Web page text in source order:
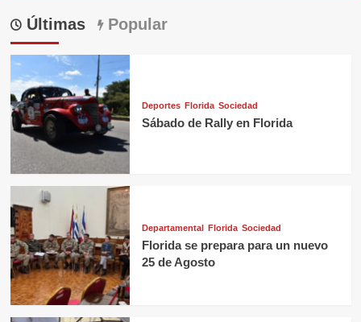
Últimas Popular
Deportes Florida Sociedad
Sábado de Rally en Florida
Departamental Florida Sociedad
Florida se prepara para un nuevo
25 de Agosto